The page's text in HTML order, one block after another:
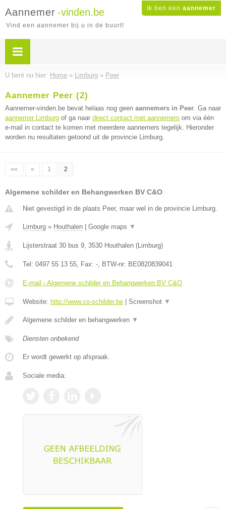
Ik ben een aannemer
Aannemer -vinden.be
Vind een aannemer bij u in de buurt!
U bent nu hier: Home » Limburg » Peer
Aannemer Peer (2)
Aannemer-vinden.be bevat helaas nog geen aannemers in Peer. Ga naar
aannemer Limburg of ga naar direct contact met aannemers om via één
e-mail in contact te komen met meerdere aannemers tegelijk. Hieronder
worden nu resultaten getoond uit de provincie Limburg.
«« « 1 2
Algemene schilder en Behangwerken BV C&O
Niet gevestigd in de plaats Peer, maar wel in de provincie Limburg.
Limburg » Houthalen Google maps ▼
Lijsterstraat 30 bus 9, 3530 Houthalen (Limburg)
Tel: 0497 55 13 55, Fax: -, BTW-nr: BE0820839041
E-mail › Algemene schilder en Behangwerken BV C&O
Website: http://www.co-schilder.be Screenshot ▼
Algemene schilder en behangwerken ▼
Diensten onbekend
Er wordt gewerkt op afspraak.
Sociale media: